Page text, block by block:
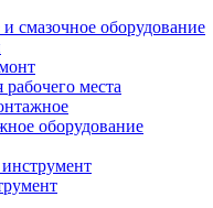
смазочное оборудование
места
оборудование